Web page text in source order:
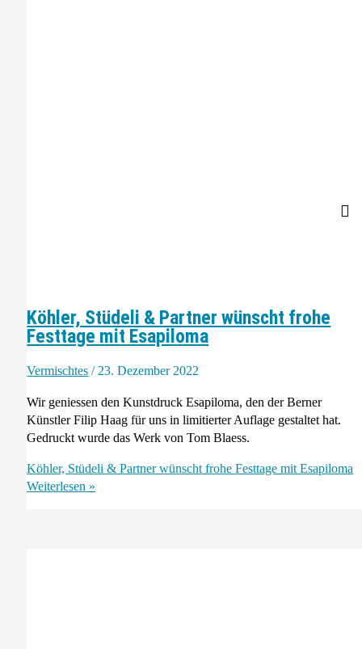
Köhler, Stüdeli & Partner wünscht frohe
Festtage mit Esapiloma
Vermischtes /23. Dezember 2022
Wir geniessen den Kunstdruck Esapiloma, den der Berner
Künstler Filip Haag für uns in limitierter Auflage gestaltet hat.
Gedruckt wurde das Werk von Tom Blaess.
Köhler, Stüdeli & Partner wünscht frohe Festtage mit Esapiloma
Weiterlesen »